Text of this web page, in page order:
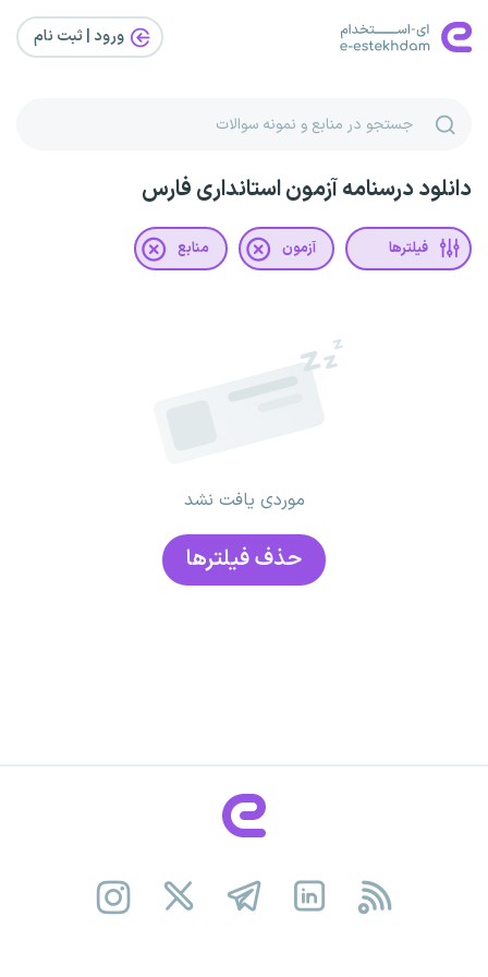
ورود | ثبت‌ نام
دانلود درسنامه آزمون استانداری فارس
فیلترها آزمون منابع
موردی یافت نشد
حذف فیلتر‌ها